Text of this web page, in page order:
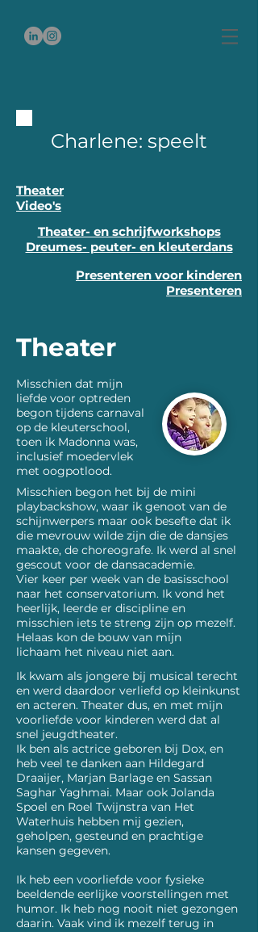
Charlene: speelt
Theater
Video's
Theater- en schrijfworkshops
Dreumes- peuter- en kleuterdans
Presenteren voor kinderen
Presenteren
Theater
Misschien dat mijn
liefde voor optreden
begon tijdens carnaval
op de kleuterschool,
toen ik Madonna was,
inclusief moedervlek
met oogpotlood.
Misschien begon het bij de mini
playbackshow, waar ik genoot van de
schijnwerpers maar ook besefte dat ik
die mevrouw wilde zijn die de dansjes
maakte, de choreografe. Ik werd al snel
gescout voor de dansacademie.
Vier keer per week van de basisschool
naar het conservatorium. Ik vond het
heerlijk, leerde er discipline en
misschien iets te streng zijn op mezelf.
Helaas kon de bouw van mijn
lichaam het niveau niet aan.
Ik kwam als jongere bij musical terecht
en werd daardoor verliefd op kleinkunst
en acteren. Theater dus, en met mijn
voorliefde voor kinderen werd dat al
snel jeugdtheater.
Ik ben als actrice geboren bij Dox, en
heb veel te danken aan Hildegard
Draaijer, Marjan Barlage en Sassan
Saghar Yaghmai. Maar ook Jolanda
Spoel en Roel Twijnstra van Het
Waterhuis hebben mij gezien,
geholpen, gesteund en prachtige
kansen gegeven.
Ik heb een voorliefde voor fysieke
beeldende eerlijke voorstellingen met
humor. Ik heb nog nooit niet gezongen
daarin. Vaak vind ik mezelf terug in